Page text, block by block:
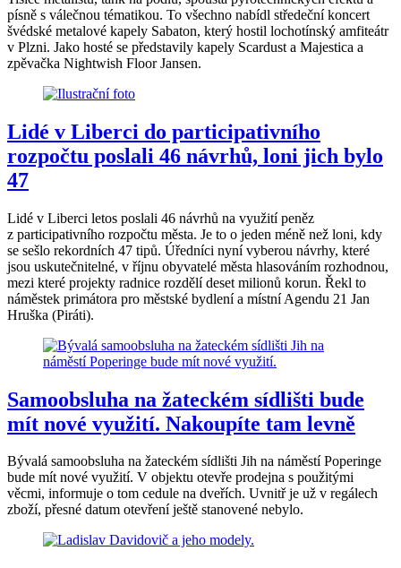
písně s válečnou tématikou. To všechno nabídl středeční koncert
švédské metalové kapely Sabaton, který hostil lochotínský amfiteátr
v Plzni. Jako hosté se představily kapely Scardust a Majestica a
zpěvačka Nightwish Floor Jansen.
Lidé v Liberci do participativního
rozpočtu poslali 46 návrhů, loni jich bylo
47
Lidé v Liberci letos poslali 46 návrhů na využití peněz
z participativního rozpočtu města. Je to o jeden méně než loni, kdy
se sešlo rekordních 47 tipů. Úředníci nyní vyberou návrhy, které
jsou uskutečnitelné, v říjnu obyvatelé města hlasováním rozhodnou,
mezi které projekty radnice rozdělí deset milionů korun. Řekl to
náměstek primátora pro městské bydlení a místní Agendu 21 Jan
Hruška (Piráti).
Samoobsluha na žateckém sídlišti bude
mít nové využití. Nakoupíte tam levně
Bývalá samoobsluha na žateckém sídlišti Jih na náměstí Poperinge
bude mít nové využití. V objektu otevře prodejna s použitými
věcmi, informuje o tom cedule na dveřích. Uvnitř je už v regálech
zboží, přesné datum otevření ještě stanovené nebylo.